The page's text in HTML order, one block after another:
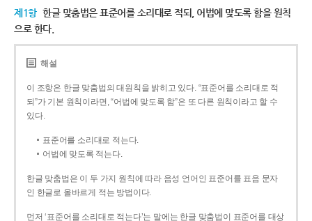
제1항 한글 맞춤법은 표준어를 소리대로 적되, 어법에 맞도록 함을 원칙
으로 한다.
해설
이 조항은 한글 맞춤법의 대원칙을 밝히고 있다. “표준어를 소리대로 적
되”가 기본 원칙이라면, “어법에 맞도록 함”은 또 다른 원칙이라고 할 수
있다.
표준어를 소리대로 적는다.
어법에 맞도록 적는다.
한글 맞춤법은 이 두 가지 원칙에 따라 음성 언어인 표준어를 표음 문자
인 한글로 올바르게 적는 방법이다.
먼저 ‘표준어를 소리대로 적는다’는 말에는 한글 맞춤법이 표준어를 대상